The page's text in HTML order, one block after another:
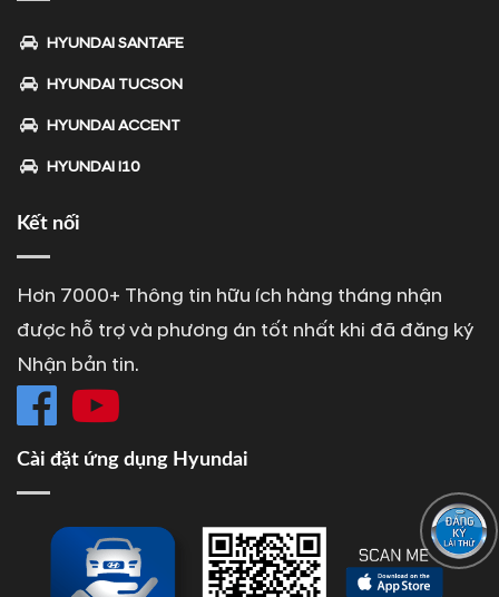
HYUNDAI SANTAFE
HYUNDAI TUCSON
HYUNDAI ACCENT
HYUNDAI I10
Kết nối
Hơn 7000+ Thông tin hữu ích hàng tháng nhận
được hỗ trợ và phương án tốt nhất khi đã đăng ký
Nhận bản tin.
Cài đặt ứng dụng Hyundai